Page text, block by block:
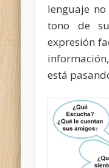
lenguaje
tono de
expresión
está